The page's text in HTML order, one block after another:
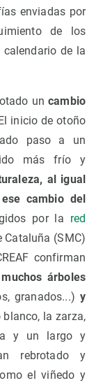
enviadas por
de los
de la
uncambio
inicio de otoño
paso a un
más frío y
al igual
cambio del
por la red
Cataluña (SMC)
confirman
árboles
granados...) y
la zarza,
y un largo y
rebrotado y
el viñedo y